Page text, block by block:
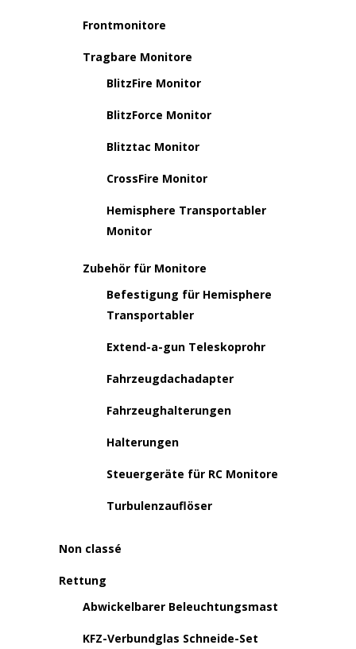
Frontmonitore
Tragbare Monitore
BlitzFire Monitor
BlitzForce Monitor
Blitztac Monitor
CrossFire Monitor
Hemisphere Transportabler
Monitor
Zubehör für Monitore
Befestigung für Hemisphere
Transportabler
Extend-a-gun Teleskoprohr
Fahrzeugdachadapter
Fahrzeughalterungen
Halterungen
Steuergeräte für RC Monitore
Turbulenzauflöser
Non classé
Rettung
Abwickelbarer Beleuchtungsmast
KFZ-Verbundglas Schneide-Set